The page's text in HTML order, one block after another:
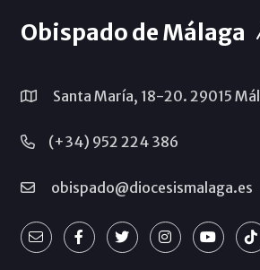
Obispado de Málaga
Santa María, 18-20. 29015
(+34) 952 224 386
obispado@diocesismalaga.es